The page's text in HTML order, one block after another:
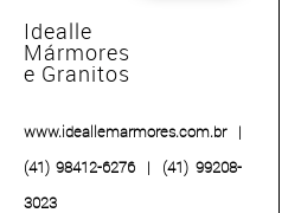
e bem-estar em um único
produto.
Idealle
Mármores
e Granitos
www.ideallemarmores.com.br |
(41) 98412-6276
|
(41) 99208-
3023